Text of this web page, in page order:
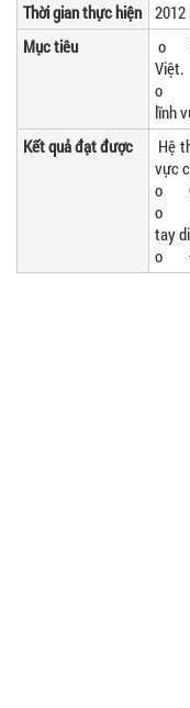
Thời gian thực hiện 2012
Mục tiêu
o
Việt.
o
lĩnh
Kết quả đạt được
Hệ
vực
o Có
o
tay
o